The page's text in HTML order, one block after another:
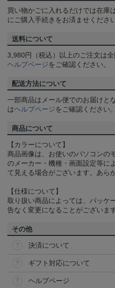
買い物かごに入れるだけでは在庫
にご購入手続きをお済ませください
送料について
3,980円（税込）以上のご注文は
ヘルプページをご確認ください。
配送方法について
一部商品はメール便でのお届けと
はヘルプページをご確認ください。
商品について
【カラーについて】
商品画像は、お使いのパソコンの
のメーカー・機種・画面設定等に
て見える場合がございます。あら
【仕様について】
取り扱い商品によっては、パッケ
告なく変更になることがございます
その他
決済について
ギフト対応について
ヘルプページ